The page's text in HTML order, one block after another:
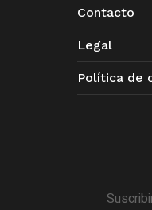
Contacto
Legal
Política de